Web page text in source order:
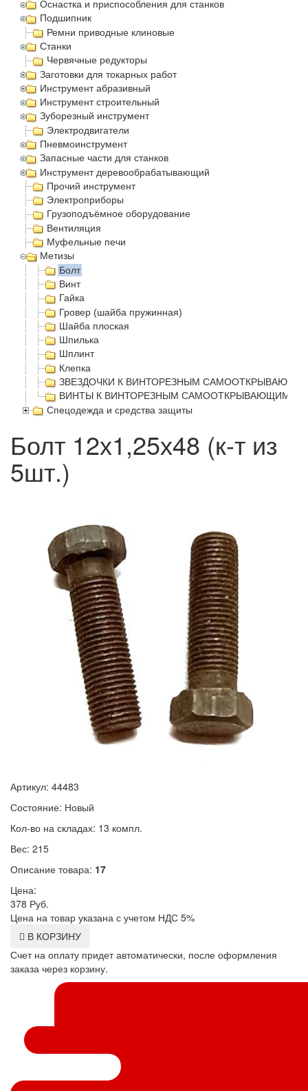
Оснастка и приспособления для станков
Подшипник
Ремни приводные клиновые
Станки
Червячные редукторы
Заготовки для токарных работ
Инструмент абразивный
Инструмент строительный
Зуборезный инструмент
Электродвигатели
Пневмоинструмент
Запасные части для станков
Инструмент деревообрабатывающий
Прочий инструмент
Электроприборы
Грузоподъёмное оборудование
Вентиляция
Муфельные печи
Метизы
Болт
Винт
Гайка
Гровер (шайба пружинная)
Шайба плоская
Шпилька
Шплинт
Клепка
ЗВЕЗДОЧКИ К ВИНТОРЕЗНЫМ
ВИНТЫ К ВИНТОРЕЗНЫМ САМООТКРЫВАЮЩИМСЯ
Спецодежда и средства защиты
Болт 12х1,25х48 (к-т из
5шт.)
Артикул: 44483
Состояние: Новый
Кол-во на складах: 13 компл.
Вес: 215
Описание товара: 17
Цена:
378 Руб.
Цена на товар указана с учетом НДС 5%
В КОРЗИНУ
Счет на оплату придет автоматически, после оформления
заказа через корзину.